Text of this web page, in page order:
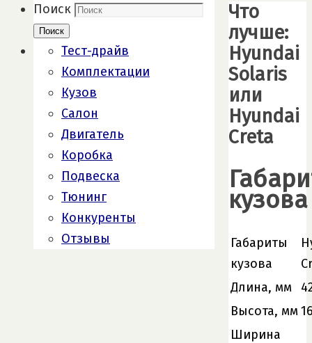
Что
лучше:
Hyundai
Solaris
или
Hyundai
Creta
кузова
Габариты
кузова
Длина, мм
Высота, мм
Ширина
Поиск
Поиск
Тест-драйв
Комплектации
Кузов
Салон
Двигатель
Коробка
Подвеска
Тюнинг
Конкуренты
Отзывы